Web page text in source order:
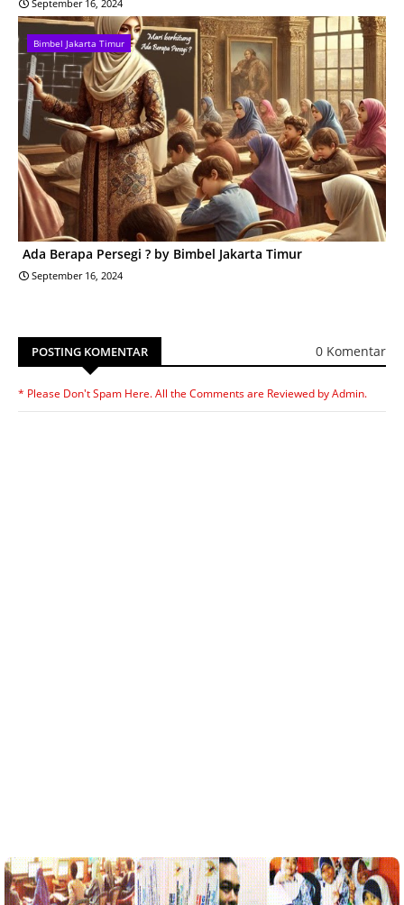
September 16, 2024
Bimbel Jakarta Timur
Ada Berapa Persegi ? by Bimbel Jakarta Timur
September 16, 2024
POSTING KOMENTAR 0 Komentar
* Please Don't Spam Here. All the Comments are Reviewed by Admin.